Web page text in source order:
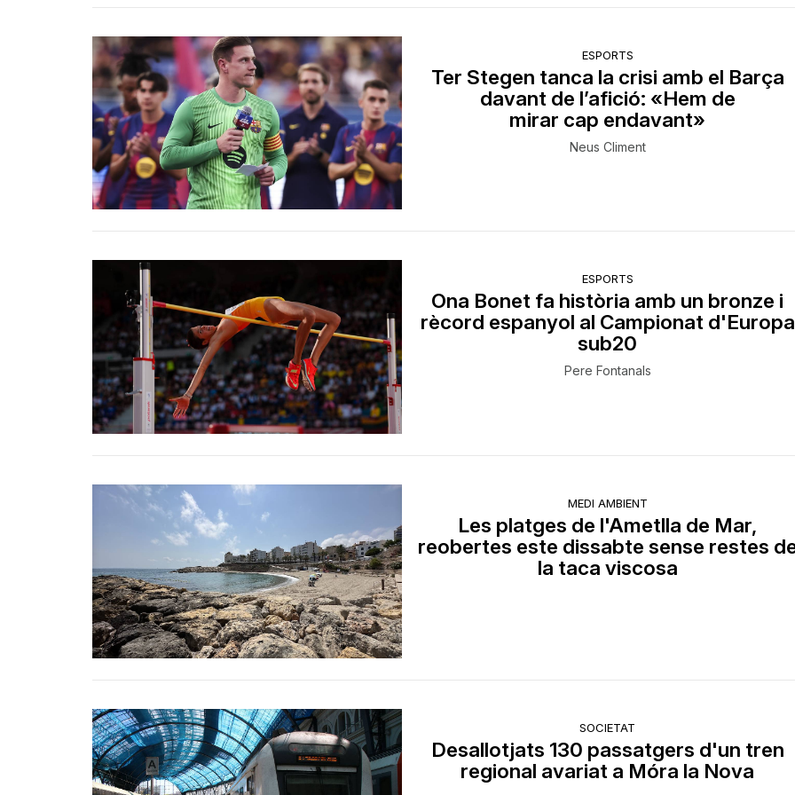
ESPORTS
Ter Stegen tanca la crisi amb el Barça
davant de l’afició: «Hem de
mirar cap endavant»
Neus Climent
ESPORTS
Ona Bonet fa història amb un bronze i
rècord espanyol al Campionat d'Europa
sub20
Pere Fontanals
MEDI AMBIENT
Les platges de l'Ametlla de Mar,
reobertes este dissabte sense restes
la taca viscosa
SOCIETAT
Desallotjats 130 passatgers d'un tren
regional avariat a Móra la Nova